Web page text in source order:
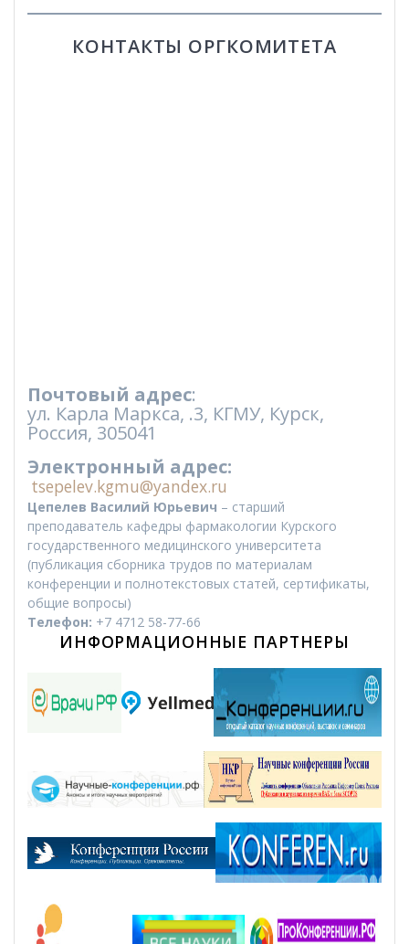
КОНТАКТЫ ОРГКОМИТЕТА
Почтовый адрес:
ул. Карла Маркса, .3, КГМУ, Курск,
Россия, 305041
Электронный адрес:
tsepelev.kgmu@yandex.ru
Цепелев Василий Юрьевич – старший
преподаватель кафедры фармакологии Курского
государственного медицинского университета
(публикация сборника трудов по материалам
конференции и полнотекстовых статей, сертификаты,
общие вопросы)
Телефон: +7 4712 58-77-66
ИНФОРМАЦИОННЫЕ ПАРТНЕРЫ